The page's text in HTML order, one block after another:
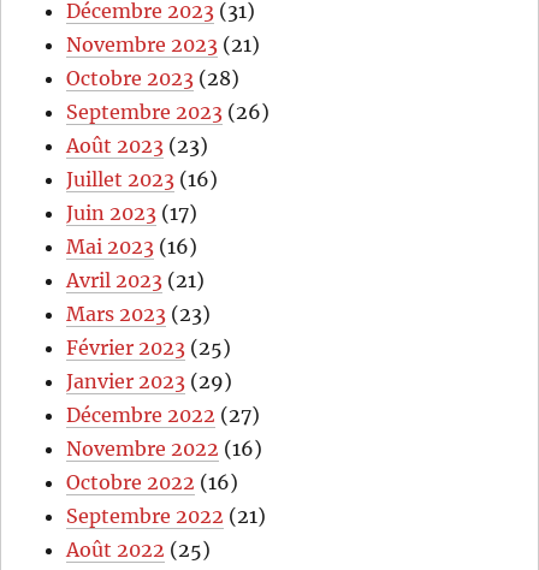
Décembre 2023 (31)
Novembre 2023 (21)
Octobre 2023 (28)
Septembre 2023 (26)
Août 2023 (23)
Juillet 2023 (16)
Juin 2023 (17)
Mai 2023 (16)
Avril 2023 (21)
Mars 2023 (23)
Février 2023 (25)
Janvier 2023 (29)
Décembre 2022 (27)
Novembre 2022 (16)
Octobre 2022 (16)
Septembre 2022 (21)
Août 2022 (25)